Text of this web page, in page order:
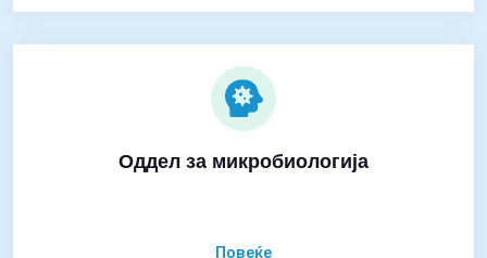
Оддел за микробиологија
Повеќе